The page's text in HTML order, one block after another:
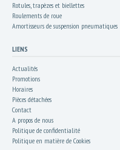
Rotules, trapèzes et biellettes
Roulements de roue
Amortisseurs de suspension pneumatiques
LIENS
Actualités
Promotions
Horaires
Pièces détachées
Contact
A propos de nous
Politique de confidentialité
Politique en matière de Cookies